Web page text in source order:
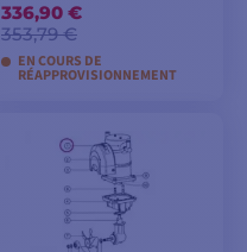
336,90 €
353,79 €
EN COURS DE
RÉAPPROVISIONNEMENT
AJOUTER AU
PANIER